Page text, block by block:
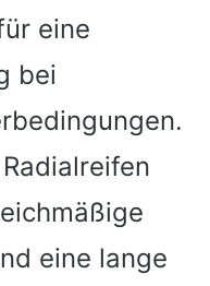
eine
bei
eine lange